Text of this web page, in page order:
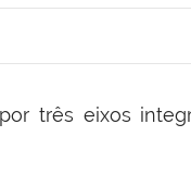
três eixos